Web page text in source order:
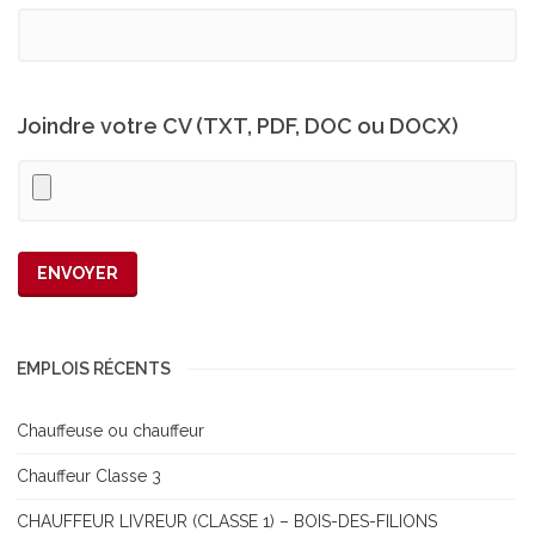
Joindre votre CV (TXT, PDF, DOC ou DOCX)
EMPLOIS RÉCENTS
Chauffeuse ou chauffeur
Chauffeur Classe 3
CHAUFFEUR LIVREUR (CLASSE 1) – BOIS-DES-FILIONS